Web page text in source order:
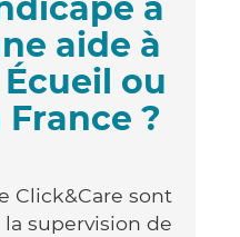
a
aide à
ou
?
Click&Care sont
supervision de